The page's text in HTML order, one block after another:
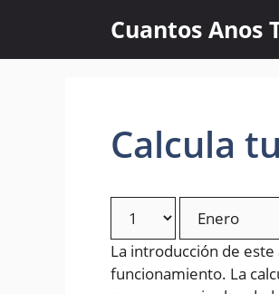
content
Cuantos Anos
Calcula
La introducción de
funcionamiento. La